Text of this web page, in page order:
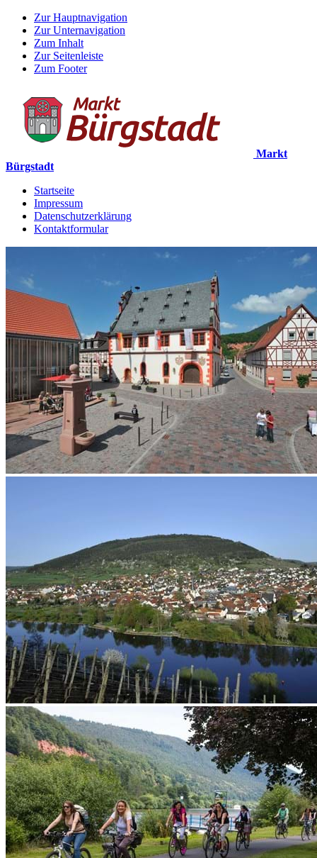
Zur Hauptnavigation
Zur Unternavigation
Zum Inhalt
Zur Seitenleiste
Zum Footer
Markt
Bürgstadt
Startseite
Impressum
Datenschutzerklärung
Kontaktformular